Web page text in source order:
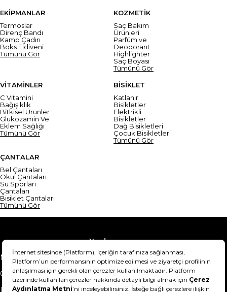
EKİPMANLAR
Termoslar
Direnç Bandı
Kamp Çadırı
Boks Eldiveni
Tümünü Gör
KOZMETİK
Saç Bakım
Ürünleri
Parfüm ve
Deodorant
Highlighter
Saç Boyası
Tümünü Gör
VİTAMİNLER
C Vitamini
Bağışıklık
Bitkisel Ürünler
Glukozamin Ve
Eklem Sağlığı
Tümünü Gör
BİSİKLET
Katlanır
Bisikletler
Elektrikli
Bisikletler
Dağ Bisikletleri
Çocuk Bisikletleri
Tümünü Gör
ÇANTALAR
Bel Çantaları
Okul Çantaları
Su Sporları
Çantaları
Bisiklet Çantaları
Tümünü Gör
Yardım
Mesafeli Satış Sözleşmesi
Teslimat Bilgisi
Gizlilik Sözleşmesi
Şartlar & Koşullar
Ürünümü nasıl iade
Hakkımızda